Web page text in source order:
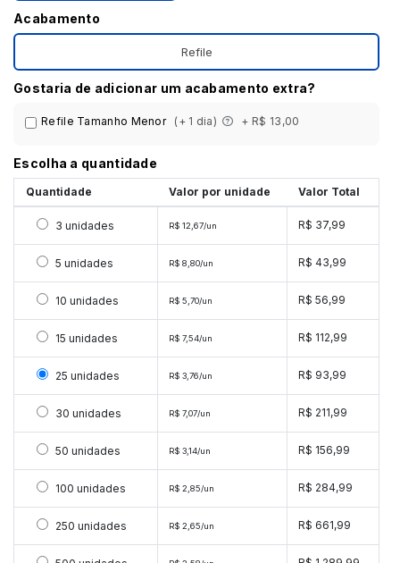
Acabamento
Refile
Gostaria de adicionar um acabamento extra?
Refile Tamanho Menor (+ 1 dia) + R$ 13,00
Escolha a quantidade
Quantidade Valor por unidade Valor Total
Selecionar 3 unidades
3 unidades R$ 12,67/un R$ 37,99
Selecionar 5 unidades
5 unidades R$ 8,80/un R$ 43,99
Selecionar 10 unidades
10 unidades R$ 5,70/un R$ 56,99
Selecionar 15 unidades
15 unidades R$ 7,54/un R$ 112,99
Selecionar 25 unidades
25 unidades R$ 3,76/un R$ 93,99
Selecionar 30 unidades
30 unidades R$ 7,07/un R$ 211,99
Selecionar 50 unidades
50 unidades R$ 3,14/un R$ 156,99
Selecionar 100 unidades
100 unidades R$ 2,85/un R$ 284,99
Selecionar 250 unidades
250 unidades R$ 2,65/un R$ 661,99